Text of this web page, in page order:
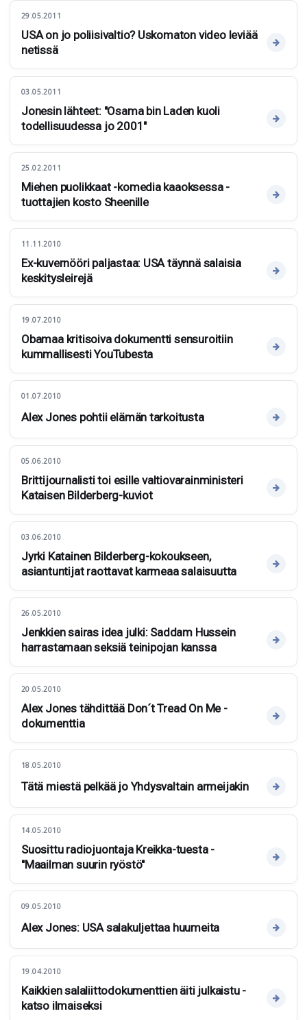
29.05.2011
USA on jo poliisivaltio? Uskomaton video leviää
netissä
03.05.2011
Jonesin lähteet: "Osama bin Laden kuoli
todellisuudessa jo 2001"
25.02.2011
Miehen puolikkaat -komedia kaaoksessa -
tuottajien kosto Sheenille
11.11.2010
Ex-kuvernööri paljastaa: USA täynnä salaisia
keskitysleirejä
19.07.2010
Obamaa kritisoiva dokumentti sensuroitiin
kummallisesti YouTubesta
01.07.2010
Alex Jones pohtii elämän tarkoitusta
05.06.2010
Brittijournalisti toi esille valtiovarainministeri
Kataisen Bilderberg-kuviot
03.06.2010
Jyrki Katainen Bilderberg-kokoukseen,
asiantuntijat raottavat karmeaa salaisuutta
26.05.2010
Jenkkien sairas idea julki: Saddam Hussein
harrastamaan seksiä teinipojan kanssa
20.05.2010
Alex Jones tähdittää Don´t Tread On Me -
dokumenttia
18.05.2010
Tätä miestä pelkää jo Yhdysvaltain armeijakin
14.05.2010
Suosittu radiojuontaja Kreikka-tuesta -
"Maailman suurin ryöstö"
09.05.2010
Alex Jones: USA salakuljettaa huumeita
19.04.2010
Kaikkien salaliittodokumenttien äiti julkaistu -
katso ilmaiseksi